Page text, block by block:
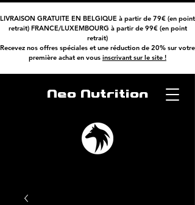
LIVRAISON GRATUITE EN BELGIQUE à partir de 79€ (en point
retrait) FRANCE/LUXEMBOURG à partir de 99€ (en point
retrait)
Recevez nos offres spéciales et une réduction de 20% sur votre
première achat en vous inscrivant sur le site !
Neo Nutrition